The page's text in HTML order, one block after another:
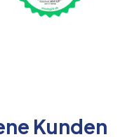
Kunden